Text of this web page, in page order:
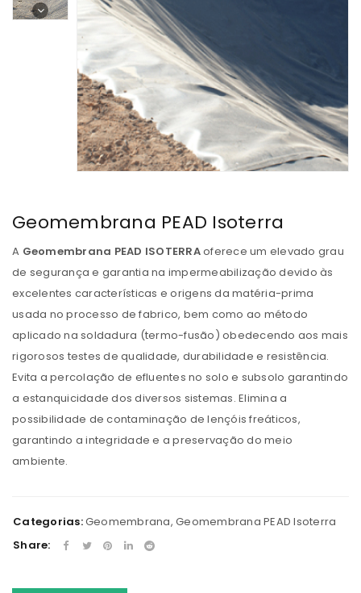
Geomembrana PEAD Isoterra
A Geomembrana PEAD ISOTERRAoferece um elevado grau
de segurança e garantia na impermeabilização devido às
excelentes características e origens da matéria-prima
usada no processo de fabrico, bem como ao método
aplicado na soldadura (termo-fusão) obedecendo aos mais
rigorosos testes de qualidade, durabilidade e resistência.
Evita a percolação de efluentes no solo e subsolo garantindo
a estanquicidade dos diversos sistemas. Elimina a
possibilidade de contaminação de lençóis freáticos,
garantindo a integridade e a preservação do meio
ambiente.
Categorias:Geomembrana, Geomembrana PEAD Isoterra
Share: